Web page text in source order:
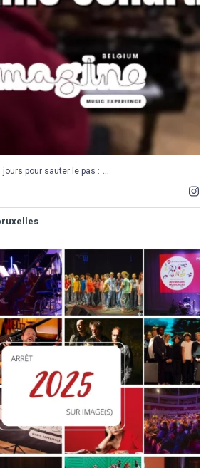
5
jours pour sauter le pas : ...
année de découvertes, d`étonnements, ...